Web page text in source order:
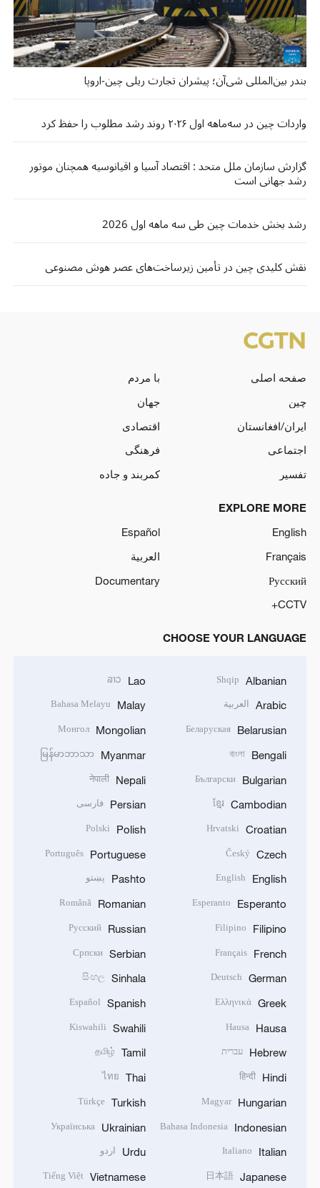
بندر بین‌المللی شی‌آن؛ پیشران تجارت ریلی چین-اروپا
واردات چین در سه‌ماهه اول ۲۰۲۶ روند رشد مطلوب را حفظ کرد
گزارش سازمان ملل متحد : اقتصاد آسیا و اقیانوسیه همچنان موتور
رشد جهانی است
رشد بخش خدمات چین طی سه ماهه اول 2026
نقش کلیدی چین در تأمین زیرساخت‌های عصر هوش مصنوعی
صفحه اصلی
با مردم
چین
جهان
ایران/افغانستان
اقتصادی
اجتماعی
فرهنگی
تفسیر
کمربند و جاده
EXPLORE MORE
English
Español
Français
العربية
Русский
Documentary
CCTV+
CHOOSE YOUR LANGUAGE
Albanian
Shqip
Arabic العربية
Belarusian
Беларуская
Bengali
বাংলা
Bulgarian
Български
Cambodian
ខ្មែរ
Croatian
Hrvatski
Czech
Český
English
English
Esperanto
Esperanto
Filipino
Filipino
French
Français
German
Deutsch
Greek
Ελληνικά
Hausa
Hausa
Hebrew עברית
Hindi
हिन्दी
Hungarian
Magyar
Indonesian
Bahasa Indonesia
Italian
Italiano
Japanese
日本語
Lao
ລາວ
Malay
Bahasa Melayu
Mongolian
Монгол
Myanmar
မြန်မာဘာသာ
Nepali
नेपाली
Persian فارسی
Polish
Polski
Portuguese
Português
Pashto پښتو
Romanian
Română
Russian
Русский
Serbian
Српски
Sinhala
සිංහල
Spanish
Español
Swahili
Kiswahili
Tamil
தமிழ்
Thai
ไทย
Turkish
Türkçe
Ukrainian
Українська
Urdu اردو
Vietnamese
Tiếng Việt